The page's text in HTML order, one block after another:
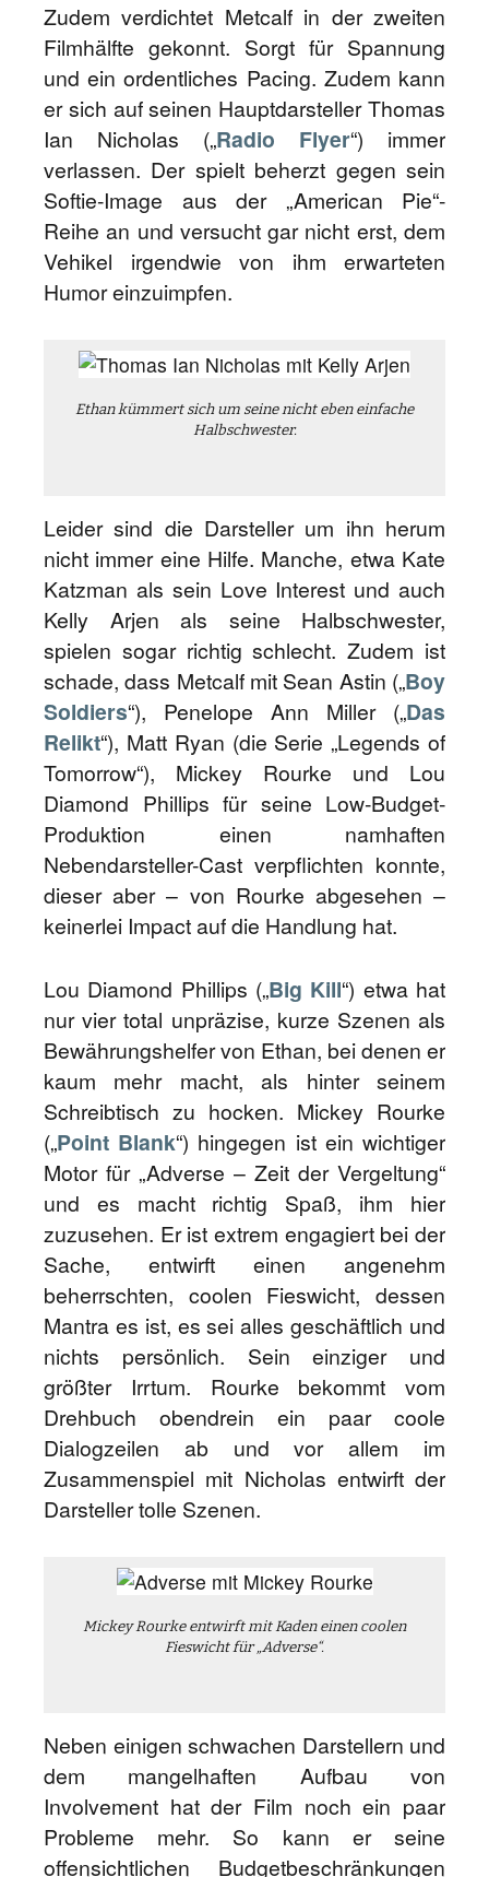
Zudem verdichtet Metcalf in der zweiten
Filmhälfte gekonnt. Sorgt für Spannung
und ein ordentliches Pacing. Zudem kann
er sich auf seinen Hauptdarsteller Thomas
Ian Nicholas („Radio Flyer“) immer
verlassen. Der spielt beherzt gegen sein
Softie-Image aus der „American Pie“-
Reihe an und versucht gar nicht erst, dem
Vehikel irgendwie von ihm erwarteten
Humor einzuimpfen.
Ethan kümmert sich um seine nicht eben einfache
Halbschwester.
Leider sind die Darsteller um ihn herum
nicht immer eine Hilfe. Manche, etwa Kate
Katzman als sein Love Interest und auch
Kelly Arjen als seine Halbschwester,
spielen sogar richtig schlecht. Zudem ist
schade, dass Metcalf mit Sean Astin („Boy
Soldiers“), Penelope Ann Miller („Das
Relikt“), Matt Ryan (die Serie „Legends of
Tomorrow“), Mickey Rourke und Lou
Diamond Phillips für seine Low-Budget-
Produktion einen namhaften
Nebendarsteller-Cast verpflichten konnte,
dieser aber – von Rourke abgesehen –
keinerlei Impact auf die Handlung hat.
Lou Diamond Phillips („Big Kill“) etwa hat
nur vier total unpräzise, kurze Szenen als
Bewährungshelfer von Ethan, bei denen er
kaum mehr macht, als hinter seinem
Schreibtisch zu hocken. Mickey Rourke
(„Point Blank“) hingegen ist ein wichtiger
Motor für „Adverse – Zeit der Vergeltung“
und es macht richtig Spaß, ihm hier
zuzusehen. Er ist extrem engagiert bei der
Sache, entwirft einen angenehm
beherrschten, coolen Fieswicht, dessen
Mantra es ist, es sei alles geschäftlich und
nichts persönlich. Sein einziger und
größter Irrtum. Rourke bekommt vom
Drehbuch obendrein ein paar coole
Dialogzeilen ab und vor allem im
Zusammenspiel mit Nicholas entwirft der
Darsteller tolle Szenen.
Mickey Rourke entwirft mit Kaden einen coolen
Fieswicht für „Adverse“.
Neben einigen schwachen Darstellern und
dem mangelhaften Aufbau von
Involvement hat der Film noch ein paar
Probleme mehr. So kann er seine
offensichtlichen Budgetbeschränkungen